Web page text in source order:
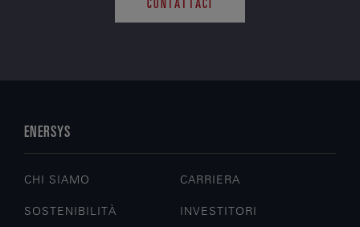
ENERSYS
CHI SIAMO CARRIERA
SOSTENIBILITÀ INVESTITORI